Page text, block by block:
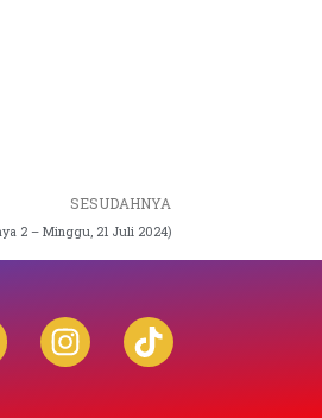
SESUDAHNYA
2 – Minggu, 21 Juli 2024)
I
n
T
i